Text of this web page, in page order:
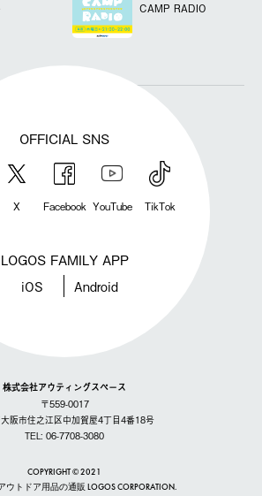
CAMP RADIO
OFFICIAL SNS
X Facebook YouTube TikTok
LOGOS FAMILY APP
iOS Android
株式会社アウティングスペース
〒559-0017
阪市住之江区中加賀屋4丁目4番18号
TEL: 06-7708-3080
COPYRIGHT © 2021
ウトドア用品の通販 LOGOS CORPORATION.